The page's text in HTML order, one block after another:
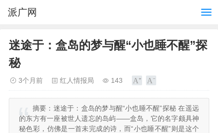
派广网
迷途于：盒岛的梦与醒“小也睡不醒”探
秘
3个月前 红人情报局 143
摘要： 迷途于：盒岛的梦与醒“小也睡不醒”探秘 在遥远
的东方有一座被世人遗忘的岛屿——盒岛，它的名字颇具神
秘色彩，仿佛是一首未完成的诗，而“小也睡不醒”则是这个